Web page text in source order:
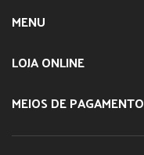
MENU
LOJA ONLINE
MEIOS DE PAGAMENTO